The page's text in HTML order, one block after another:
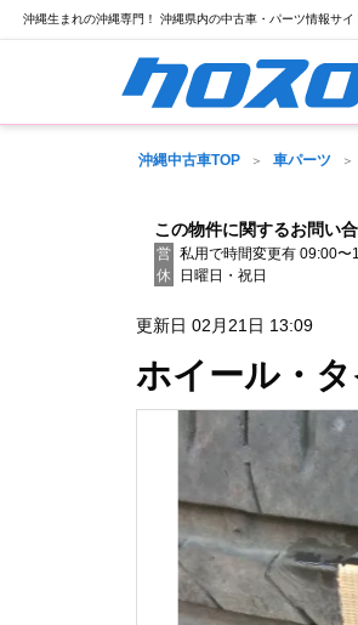
沖縄生まれの沖縄専門！ 沖縄県内の中古車・パーツ情報サイ
沖縄中古車TOP 車パーツ
この物件に関するお問い
営 私用で時間変更有 09:00〜
休
日曜日・祝日
更新日 02月21日 13:09
ホイール・タ